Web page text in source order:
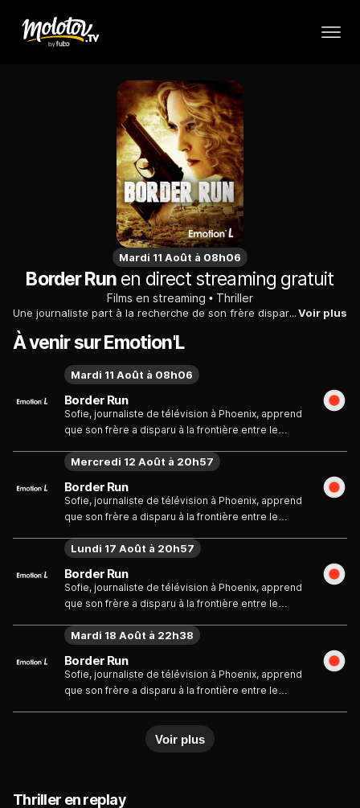
Mardi 11 Août à 08h06
Border Run en direct streaming gratuit
Films en streaming Thriller
Une journaliste part à la recherche de son frère disparu à la frontière entre le Mexique et les Etats-Unis, où les règlements de compte mafieux sont nombreux...Voir plus
À venir sur Emotion'L
Border Run
Sofie, journaliste de télévision à Phoenix, apprend
que son frère a disparu à la frontière entre le
règlements de comptes mafieux sont nombreux.
intègre un milieu particulièrement dangereux...
Mardi 11 Août à 08h06
Border Run
Sofie, journaliste de télévision à Phoenix, apprend
que son frère a disparu à la frontière entre le
règlements de comptes mafieux sont nombreux.
intègre un milieu particulièrement dangereux...
Mercredi 12 Août à 20h57
Border Run
Sofie, journaliste de télévision à Phoenix, apprend
que son frère a disparu à la frontière entre le
règlements de comptes mafieux sont nombreux.
intègre un milieu particulièrement dangereux...
Lundi 17 Août à 20h57
Border Run
Sofie, journaliste de télévision à Phoenix, apprend
que son frère a disparu à la frontière entre le
règlements de comptes mafieux sont nombreux.
Elle décide aussitôt de se lancer à sa recherche et
intègre un milieu particulièrement dangereux...
Mardi 18 Août à 22h38
Voir plus
Thriller en replay